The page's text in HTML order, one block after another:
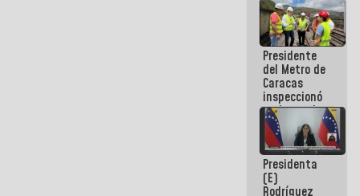
Figuera y
acuerdan
primer
encuentro
presencial
para el
diálogo
Presidente
del Metro de
Caracas
inspeccionó
trabajos de
rehabilitación
y
modernización
de la vía
férrea
Presidenta
(E)
Rodríguez